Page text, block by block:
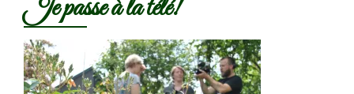
Je passe à la télé!